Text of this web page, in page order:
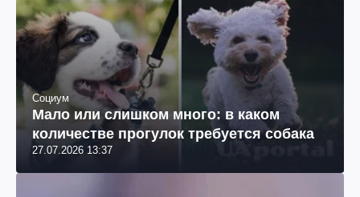
Социум
Мало или слишком много: в каком
количестве прогулок требуется собака
27.07.2026 13:37